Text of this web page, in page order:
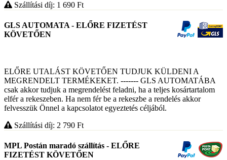
Szállítási díj: 1 690 Ft
GLS AUTOMATA - ELŐRE FIZETÉST
KÖVETŐEN
ELŐRE UTALÁST KÖVETŐEN TUDJUK KÜLDENI A
MEGRENDELT TERMÉKEKET. ------- GLS AUTOMATÁBA
csak akkor tudjuk a megrendelést feladni, ha a teljes kosártartalom
elfér a rekeszeben. Ha nem fér be a rekeszbe a rendelés akkor
felvesszük Önnel a kapcsolatot egyeztetés céljából.
Szállítási díj: 2 790 Ft
MPL Postán maradó szállítás - ELŐRE
FIZETÉST KÖVETŐEN